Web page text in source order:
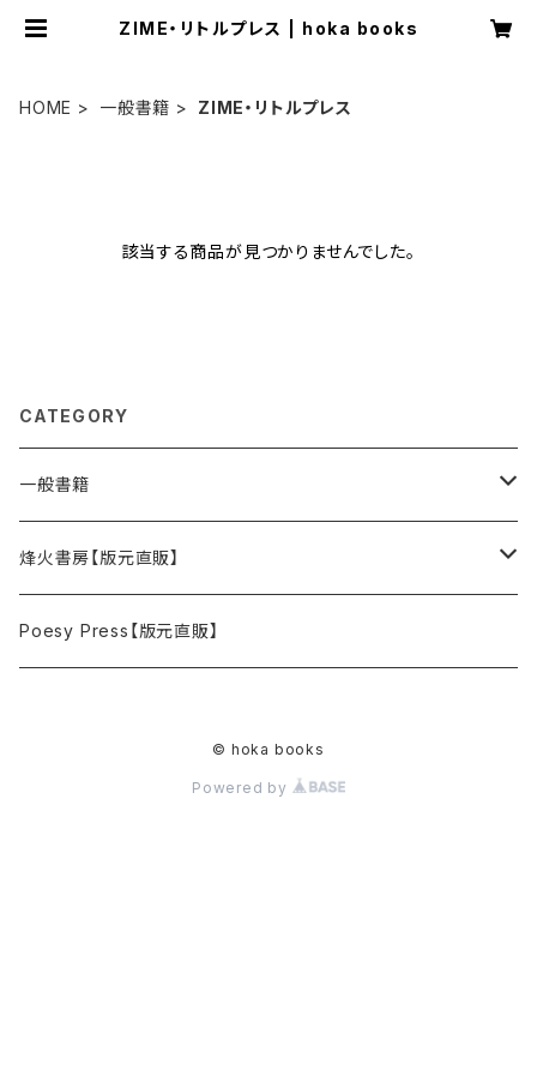
ZIME・リトルプレス | hoka books
HOME 一般書籍 ZIME・リトルプレス
該当する商品が見つかりませんでした。
CATEGORY
一般書籍
単行本
ZIME・リトルプレス
烽火書房【版元直販】
単行本
Poesy Press【版元直販】
© hoka books
Powered by